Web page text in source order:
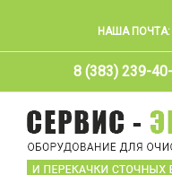
НАША ПОЧТА:
8 (383) 239-